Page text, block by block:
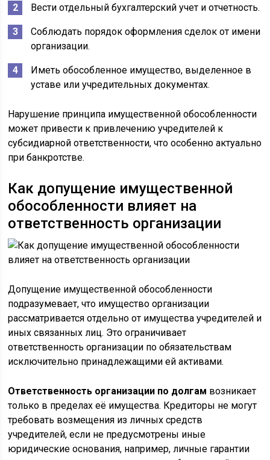
Вести отдельный бухгалтерский учет и отчетность.
Соблюдать порядок оформления сделок от имени
организации.
Иметь обособленное имущество, выделенное в
уставе или учредительных документах.
Нарушение принципа имущественной обособленности
может привести к привлечению учредителей к
субсидиарной ответственности, что особенно актуально
при банкротстве.
Как допущение имущественной
обособленности влияет на
ответственность организации
Допущение имущественной обособленности
подразумевает, что имущество организации
рассматривается отдельно от имущества учредителей и
иных связанных лиц. Это ограничивает
ответственность организации по обязательствам
исключительно принадлежащими ей активами.
Ответственность организации по долгам возникает
только в пределах её имущества. Кредиторы не могут
требовать возмещения из личных средств
учредителей, если не предусмотрены иные
юридические основания, например, личные гарантии